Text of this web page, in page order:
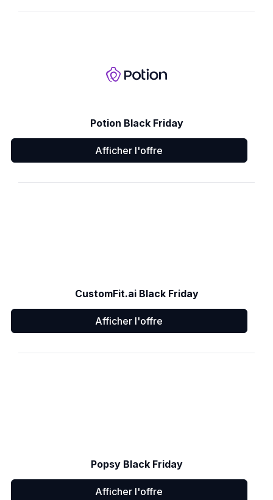
Potion Black Friday
Afficher l'offre
CustomFit.ai Black Friday
Afficher l'offre
Popsy Black Friday
Afficher l'offre